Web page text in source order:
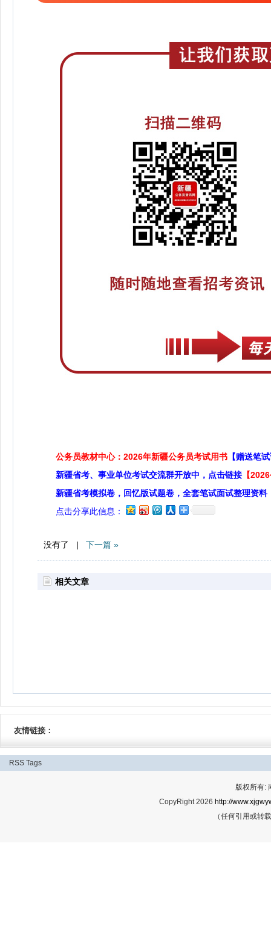
公务员教材中心：2026年新疆公务员考试用书 【赠送笔
新疆省考、事业单位考试交流群开放中，点击链接 【
新疆省考模拟卷，回忆版试题卷，全套笔试面试整理资料
点击分享此信息：
没有了 | 下一篇 »
相关文章
友情链接：
RSS Tags
版权所有:
CopyRight 2026 http://
（任何引用或转